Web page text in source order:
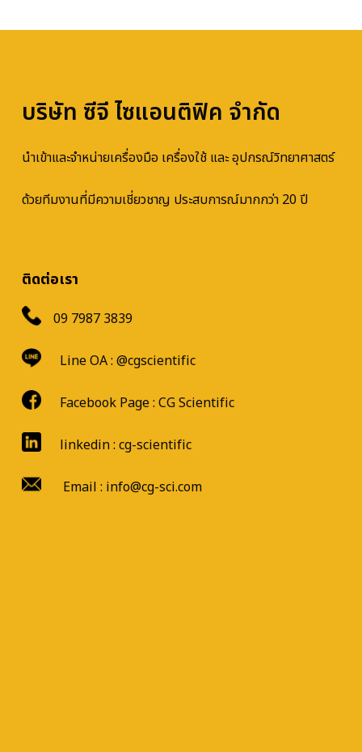
บริษัท ซีจี ไซแอนติฟิค จำกัด
นำเข้าและจำหน่ายเครื่องมือ เครื่องใช้ และ อุปกรณ์วิทยาศาสตร์
ด้วยทีมงานที่มีความเชี่ยวชาญ ประสบการณ์มากกว่า 20 ปี
ติดต่อเรา
09 7987 3839
Line OA : @cgscientific
Facebook Page : CG Scientific
linkedin : cg-scientific
Email : info@cg-sci.com